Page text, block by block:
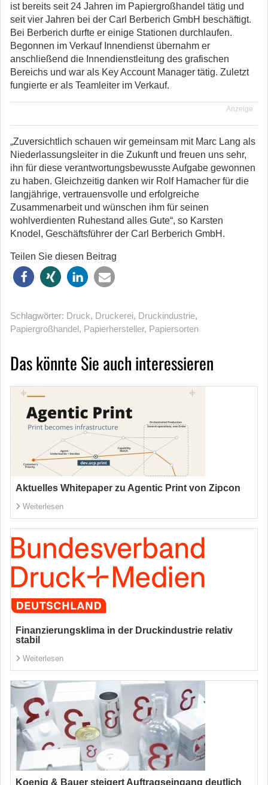
ist bereits seit 24 Jahren im Papiergroßhandel tätig und
seit vier Jahren bei der Carl Berberich GmbH beschäftigt.
Bei Berberich durfte er einige Stationen durchlaufen.
Begonnen im Verkauf Innendienst übernahm er
anschließend die Innendienstleitung des grafischen
Bereichs und war als Key Account Manager tätig. Zuletzt
fungierte er als Teamleiter im Verkauf.
Anzeige
„Zuversichtlich schauen wir gemeinsam mit Marc Lang als
Niederlassungsleiter in die Zukunft und freuen uns sehr,
ihn für diese verantwortungsbewusste Aufgabe gewonnen
zu haben. Gleichzeitig danken wir Rolf Hamacher für die
langjährige, vertrauensvolle und erfolgreiche
Zusammenarbeit und wünschen ihm für seinen
wohlverdienten Ruhestand alles Gute“, so Karsten
Knodel, Geschäftsführer der Carl Berberich GmbH.
Teilen Sie diesen Beitrag
Schlagwörter: Druck, Druckerei, Druckindustrie,
Papiergroßhandel, Papierhersteller, Papiersorten
Das könnte Sie auch interessieren
Aktuelles Whitepaper zu Agentic Print von Zipcon
Weiterlesen
Finanzierungsklima in der Druckindustrie relativ
stabil
Weiterlesen
Koenig & Bauer steigert Auftragseingang deutlich